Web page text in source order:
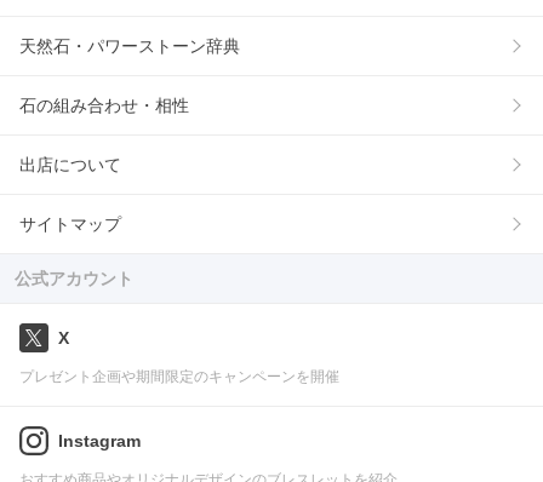
天然石・パワーストーン辞典
石の組み合わせ・相性
出店について
サイトマップ
公式アカウント
X
プレゼント企画や期間限定のキャンペーンを開催
Instagram